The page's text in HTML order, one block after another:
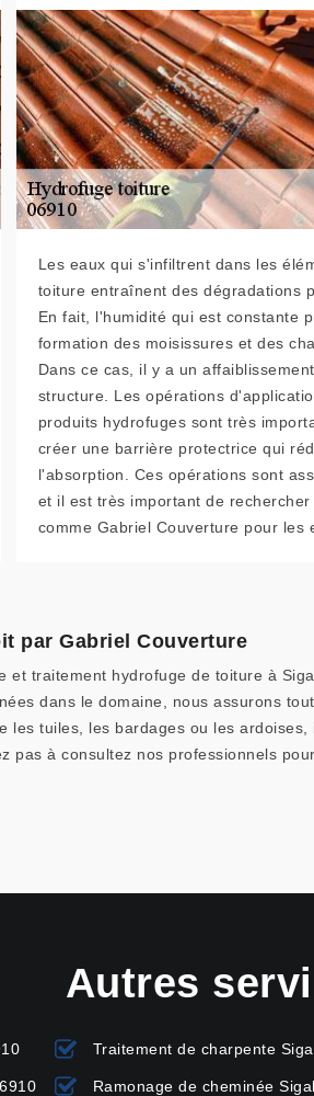
Les eaux qui s'infiltrent dans les
toiture entraînent des dégradations
En fait, l'humidité qui est constante
formation des moisissures et des
Dans ce cas, il y a un
structure. Les opérations
produits hydrofuges sont très
créer une barrière protectrice qui
l'absorption. Ces opérations sont
et il est très important de
comme Gabriel Couverture pour les
par Gabriel Couverture
et traitement hydrofuge de toiture à
dans le domaine, nous assurons
les tuiles, les bardages ou les
pas à consultez nos professionnels
Autres
Traitement de charpente
Ramonage de cheminée